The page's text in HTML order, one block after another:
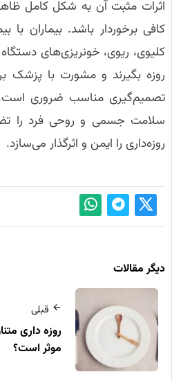
اثرات مثبت آن به شکل کامل
کافی برخوردار باشد. بیماران با
کلیوی، ریوی، خونریزی‌های
روزه بگیرند و مشورت با پزشک
تصمیم‌گیری مناسب ضروری
سلامت جسمی و روحی فرد را
روزه‌داری را ایمن و اثرگذار می‌سازد.
دیگر مقالات
قبلی
روزه داری
موثر است؟